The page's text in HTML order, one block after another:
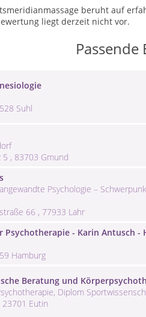
beruht auf
liegt derzeit nicht vor.
Passende
Suhl
5 , 83703 Gmund
Psychologie –
66 , 77933 Lahr
- Karin Antusch -
Hamburg
Beratung und
Diplom
Eutin